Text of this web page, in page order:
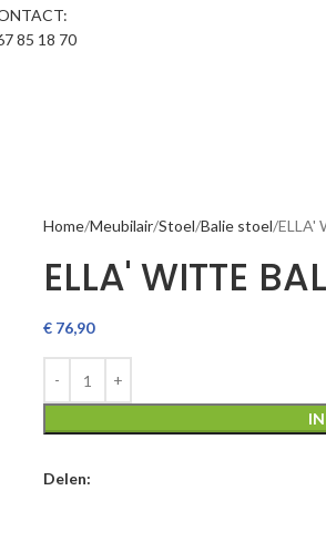
85 18 70
Home Meubilair Stoel Balie stoel ELLA'
ELLA' WITTE
€76,90
Delen: